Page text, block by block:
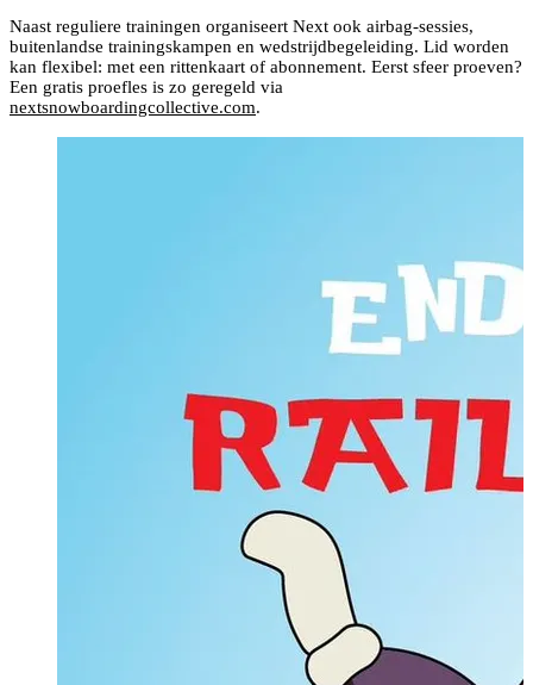
Naast reguliere trainingen organiseert Next ook airbag-sessies,
buitenlandse trainingskampen en wedstrijdbegeleiding. Lid worden
kan flexibel: met een rittenkaart of abonnement. Eerst sfeer proeven?
Een gratis proefles is zo geregeld via
nextsnowboardingcollective.com.